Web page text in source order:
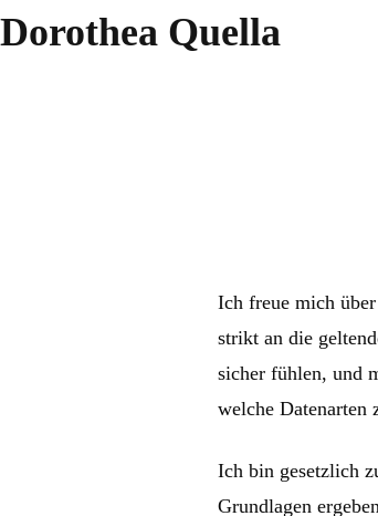
Dorothea Quella
Ich freue mich
strikt an die
sicher fühlen, und
welche Datenarten
Ich bin gesetzlich
Grundlagen